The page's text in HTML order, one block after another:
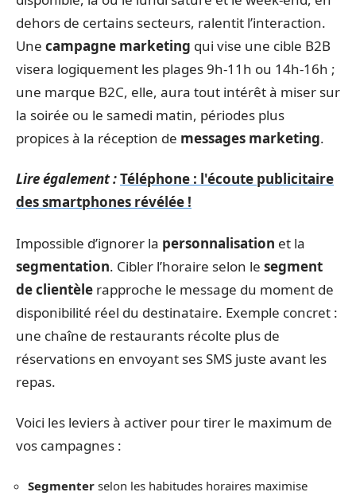
dehors de certains secteurs, ralentit l’interaction.
Une campagne marketing qui vise une cible B2B
visera logiquement les plages 9h-11h ou 14h-16h ;
une marque B2C, elle, aura tout intérêt à miser sur
la soirée ou le samedi matin, périodes plus
propices à la réception de messages marketing.
Lire également :Téléphone : l'écoute publicitaire
des smartphones révélée !
Impossible d’ignorer la personnalisation et la
segmentation. Cibler l’horaire selon le segment
de clientèle rapproche le message du moment de
disponibilité réel du destinataire. Exemple concret :
une chaîne de restaurants récolte plus de
réservations en envoyant ses SMS juste avant les
repas.
Voici les leviers à activer pour tirer le maximum de
vos campagnes :
Segmenter selon les habitudes horaires maximise